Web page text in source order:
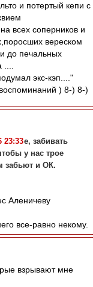
и потертый кепи с
всех соперников и
вереском
до печальных
экс-кэп...."
) 8-) 8-)
23:33е, забивать
у нас трое
забьют и ОК.
Аленичеву
все-равно некому.
взрывают мне